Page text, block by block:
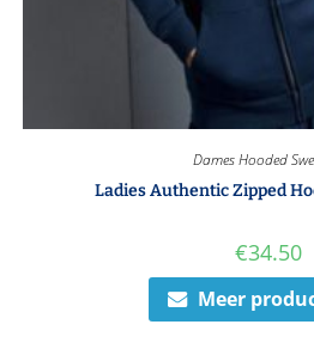
Dames Hooded
Ladies Authentic Zipped
€34.50
Meer